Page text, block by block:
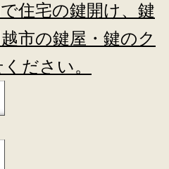
住宅の鍵開け、鍵
市の鍵屋・鍵のク
ださい。